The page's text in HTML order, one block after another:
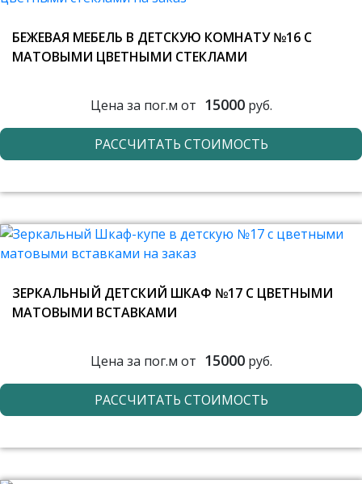
БЕЖЕВАЯ МЕБЕЛЬ В ДЕТСКУЮ КОМНАТУ №16 С
МАТОВЫМИ ЦВЕТНЫМИ СТЕКЛАМИ
Цена за пог.м от 15000руб.
РАССЧИТАТЬ СТОИМОСТЬ
ЗЕРКАЛЬНЫЙ ДЕТСКИЙ ШКАФ №17 С ЦВЕТНЫМИ
МАТОВЫМИ ВСТАВКАМИ
Цена за пог.м от 15000руб.
РАССЧИТАТЬ СТОИМОСТЬ